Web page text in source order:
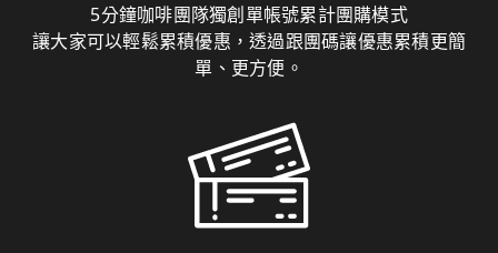
5分鐘咖啡團隊獨創單帳號累計團購模式
讓大家可以輕鬆累積優惠，透過跟團碼讓優惠累積更簡
單、更方便。